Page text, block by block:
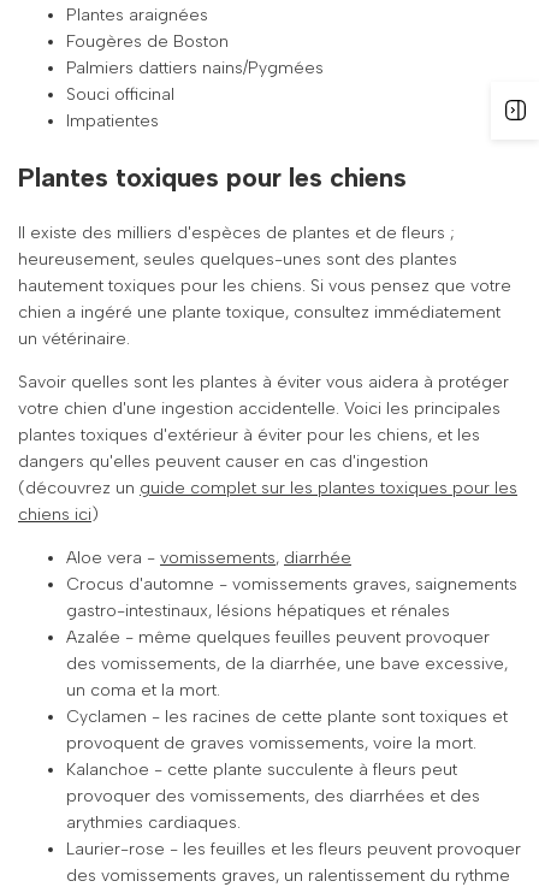
Plantes araignées
Fougères de Boston
Palmiers dattiers nains/Pygmées
Souci officinal
Impatientes
Plantes toxiques pour les chiens
Il existe des milliers d'espèces de plantes et de fleurs ;
heureusement, seules quelques-unes sont des plantes
hautement toxiques pour les chiens. Si vous pensez que votre
chien a ingéré une plante toxique, consultez immédiatement
un vétérinaire.
Savoir quelles sont les plantes à éviter vous aidera à protéger
votre chien d'une ingestion accidentelle. Voici les principales
plantes toxiques d'extérieur à éviter pour les chiens, et les
dangers qu'elles peuvent causer en cas d'ingestion
(découvrez un guide complet sur les plantes toxiques pour les
chiens ici)
Aloe vera - vomissements, diarrhée
Crocus d'automne - vomissements graves, saignements
gastro-intestinaux, lésions hépatiques et rénales
Azalée - même quelques feuilles peuvent provoquer
des vomissements, de la diarrhée, une bave excessive,
un coma et la mort.
Cyclamen - les racines de cette plante sont toxiques et
provoquent de graves vomissements, voire la mort.
Kalanchoe - cette plante succulente à fleurs peut
provoquer des vomissements, des diarrhées et des
arythmies cardiaques.
Laurier-rose - les feuilles et les fleurs peuvent provoquer
des vomissements graves, un ralentissement du rythme